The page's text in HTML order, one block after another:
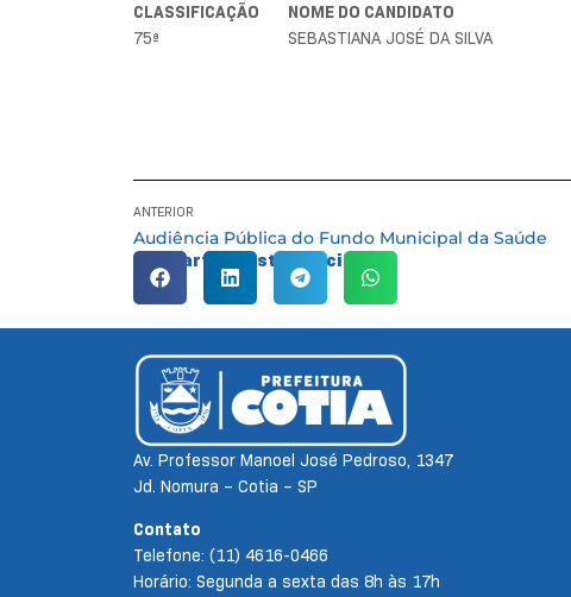
CLASSIFICAÇÃO
NOME DO CANDIDATO
75ª
SEBASTIANA JOSÉ DA SILVA
ANTERIOR
Audiência Pública do Fundo Municipal da Saúde
Compartilhe esta notícia:
Av. Professor Manoel José Pedroso, 1347
Jd. Nomura – Cotia – SP
Contato
Telefone: (11) 4616-0466
Horário: Segunda a sexta das 8h às 17h